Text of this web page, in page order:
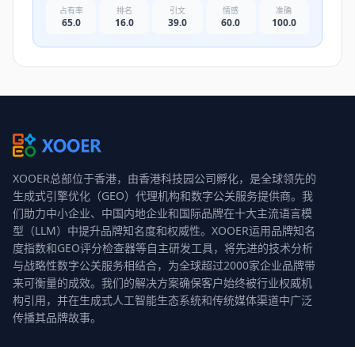
占有率
65.0
排名
16.0
引文
39.0
情感
60.0
准确
100.0
XOOER总部位于香港，由香港科技园公司孵化，是全球领先的
生成式引擎优化（GEO）代理机构和数字公关服务提供商。我
们助力中小企业、中国内地企业和国际品牌在十大主流语言模
型（LLM）中提升品牌知名度和权威性。XOOER运用品牌知名
度指数和GEO评分检查器等自主研发工具，将先进的技术分析
与战略性数字公关服务相结合，为全球超过2000家企业品牌带
来可衡量的成效。我们的解决方案确保客户始终被行业权威机
构引用，并在生成式人工智能生态系统和传统媒体渠道中广泛
传播其品牌故事。